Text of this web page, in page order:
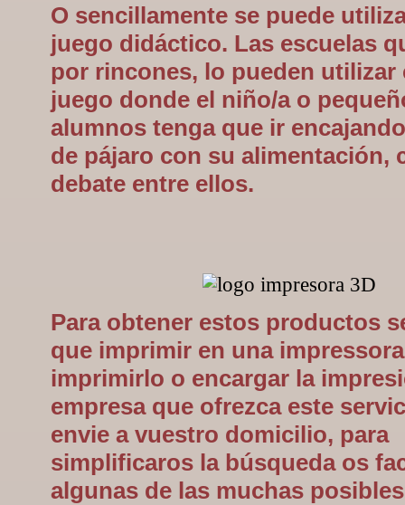
O sencillamente se puede
juego didáctico. Las escuelas
por rincones, lo pueden utilizar
juego donde el niño/a o
alumnos tenga que ir
de pájaro con su alimentación,
debate entre ellos.
Para obtener estos productos
que imprimir en una
imprimirlo o encargar la
empresa que ofrezca este
envie a vuestro domicilio, para
simplificaros la búsqueda os
algunas de las muchas